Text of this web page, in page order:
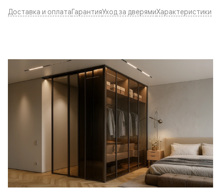
Доставка и оплатаГарантияУход за дверямиХарактеристики